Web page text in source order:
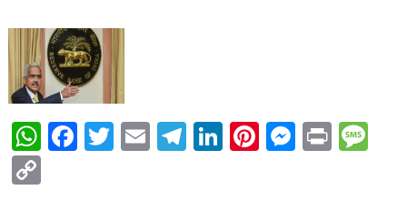
WhatsApp
Facebook
Twitter
EmailTelegram
LinkedIn
Pinterest
Print
Copy